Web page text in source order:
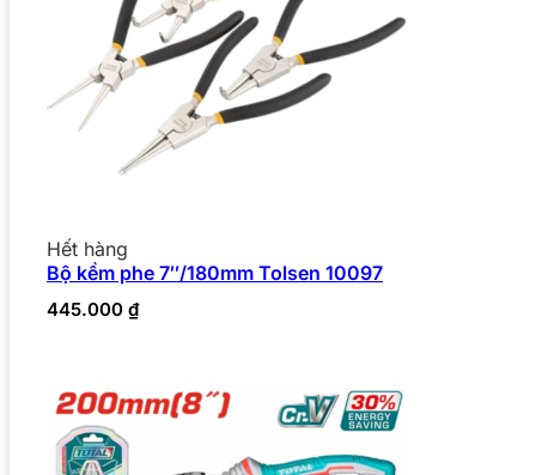
Hết hàng
Bộ kềm phe 7″/180mm Tolsen 10097
445.000 ₫